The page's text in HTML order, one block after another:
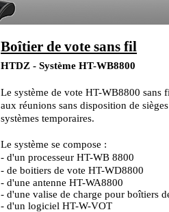
Boîtier de vote sans fil
HTDZ - Système HT-WB8800
Le système de vote HT-WB8800 sans
aux réunions sans disposition de
systèmes temporaires.
Le système se compose :
- d'un processeur HT-WB 8800
- de boitiers de vote HT-WD8800
- d'une antenne HT-WA8800
- d'une valise de charge pour boîtiers
- d'un logiciel HT-W-VOT